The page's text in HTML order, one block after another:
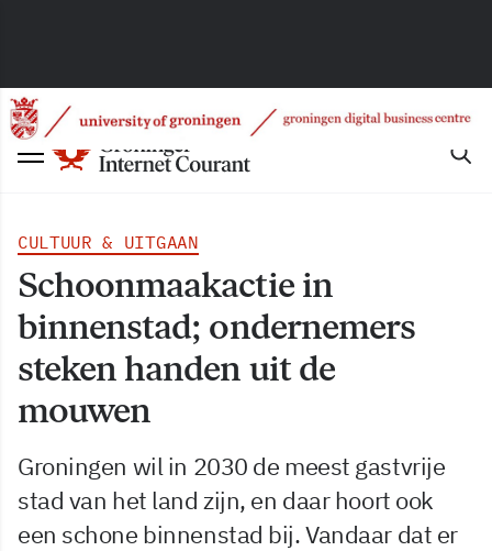
CULTUUR & UITGAAN
Schoonmaakactie in
binnenstad; ondernemers
steken handen uit de
mouwen
Groningen wil in 2030 de meest gastvrije
stad van het land zijn, en daar hoort ook
een schone binnenstad bij. Vandaar dat er